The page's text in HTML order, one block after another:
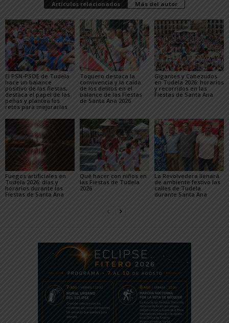
Artículos relacionados Más del autor
El PSN-PSOE de Tudela
hace un balance
positivo de las fiestas,
destaca el papel de las
peñas y plantea los
retos para mejorarlas
Toquero destaca la
convivencia y la caída
de los delitos en el
balance de las Fiestas
de Santa Ana 2026
Gigantes y Cabezudos
en Tudela 2026: horarios
y recorridos en las
Fiestas de Santa Ana
Fuegos artificiales en
Tudela 2026: días y
horarios durante las
Fiestas de Santa Ana
Qué hacer con niños en
las Fiestas de Tudela
2026
La Revolvedera llenará
de ambiente festivo las
calles de Tudela
durante Santa Ana